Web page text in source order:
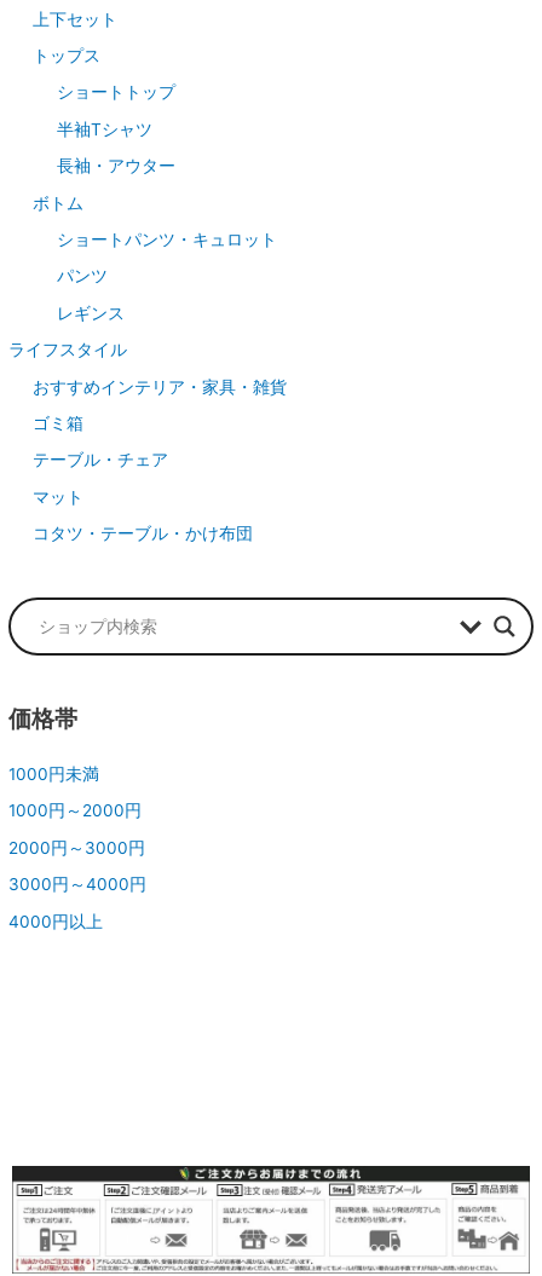
上下セット
トップス
ショートトップ
半袖Tシャツ
長袖・アウター
ボトム
ショートパンツ・キュロット
パンツ
レギンス
ライフスタイル
おすすめインテリア・家具・雑貨
ゴミ箱
テーブル・チェア
マット
コタツ・テーブル・かけ布団
価格帯
1000円未満
1000円～2000円
2000円～3000円
3000円～4000円
4000円以上